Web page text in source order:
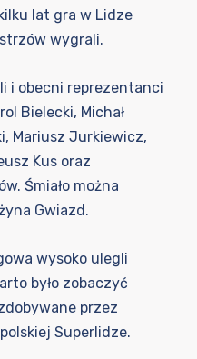
lat gra w Lidze
wygrali.
i obecni reprezentanci
Bielecki, Michał
Mariusz Jurkiewicz,
Kus oraz
Śmiało można
Gwiazd.
wysoko ulegli
było zobaczyć
przez
Superlidze.